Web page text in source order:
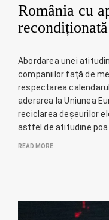
România cu
recondiționată
Abordarea unei
companiilor față de
respectarea
aderarea la Uniunea
reciclarea deșeurilor
astfel de atitudine
READ MORE